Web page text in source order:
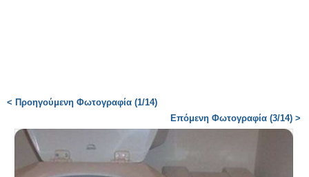
< Προηγούμενη Φωτογραφία (1/14)
Επόμενη Φωτογραφία (3/14) >